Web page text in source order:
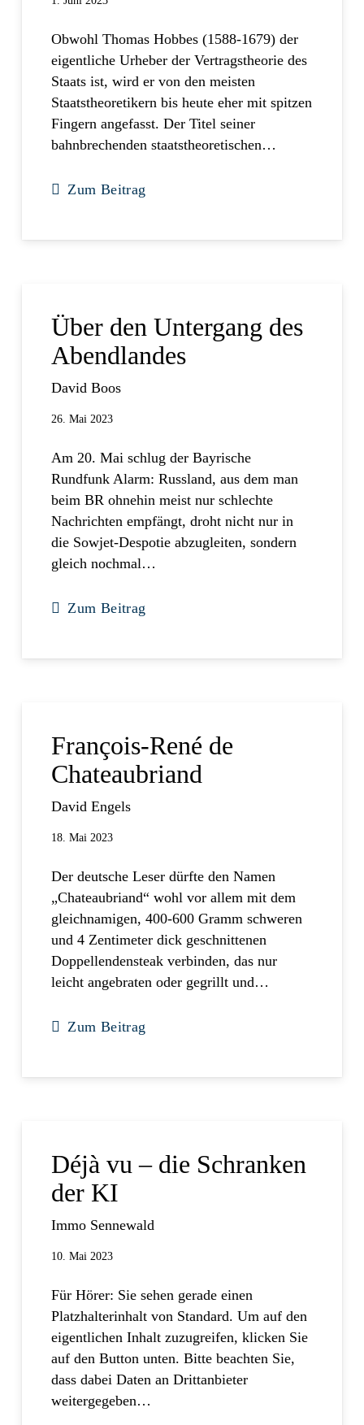
Obwohl Thomas Hobbes (1588-1679) der
eigentliche Urheber der Vertragstheorie des
Staats ist, wird er von den meisten
Staatstheoretikern bis heute eher mit spitzen
Fingern angefasst. Der Titel seiner
bahnbrechenden staatstheoretischen…
Zum Beitrag
Über den Untergang des
Abendlandes
David Boos
26. Mai 2023
Am 20. Mai schlug der Bayrische
Rundfunk Alarm: Russland, aus dem man
beim BR ohnehin meist nur schlechte
Nachrichten empfängt, droht nicht nur in
die Sowjet-Despotie abzugleiten, sondern
gleich nochmal…
Zum Beitrag
François-René de
Chateaubriand
David Engels
18. Mai 2023
Der deutsche Leser dürfte den Namen
„Chateaubriand“ wohl vor allem mit dem
gleichnamigen, 400-600 Gramm schweren
und 4 Zentimeter dick geschnittenen
Doppellendensteak verbinden, das nur
leicht angebraten oder gegrillt und…
Zum Beitrag
Déjà vu – die Schranken
der KI
Immo Sennewald
10. Mai 2023
Für Hörer: Sie sehen gerade einen
Platzhalterinhalt von Standard. Um auf den
eigentlichen Inhalt zuzugreifen, klicken Sie
auf den Button unten. Bitte beachten Sie,
dass dabei Daten an Drittanbieter
weitergegeben…